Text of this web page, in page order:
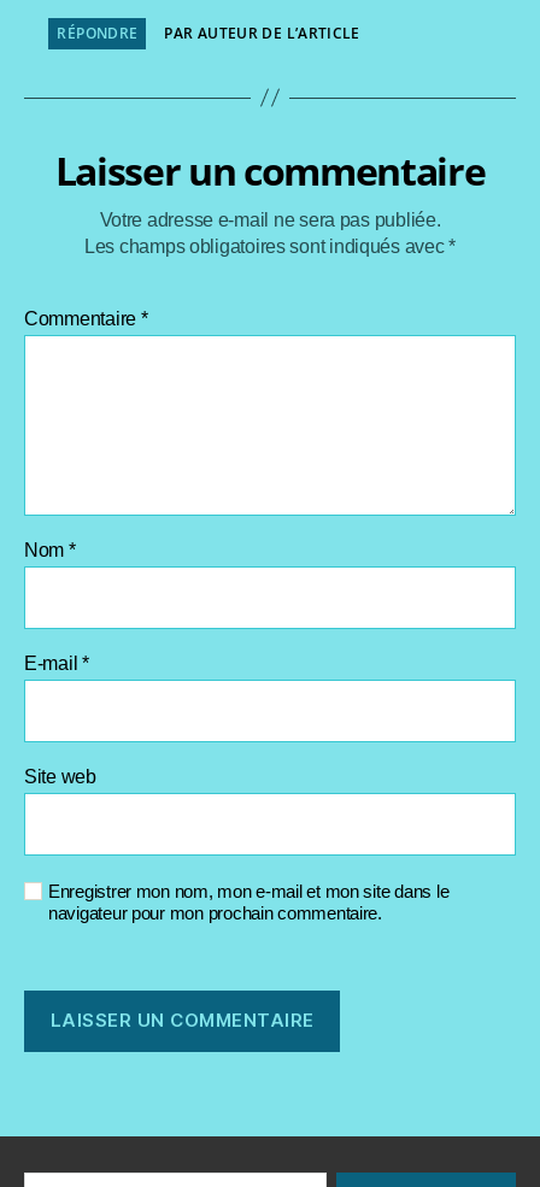
RÉPONDRE PAR AUTEUR DE L’ARTICLE
Laisser un commentaire
Votre adresse e-mail ne sera pas publiée.
Les champs obligatoires sont indiqués avec*
Commentaire *
Nom *
E-mail*
Site web
Enregistrer mon nom, mon e-mail et mon site dans le
navigateur pour mon prochain commentaire.